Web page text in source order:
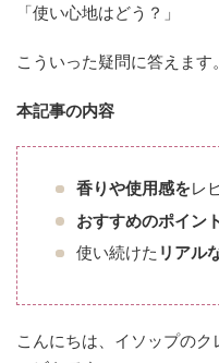
「使い心地はどう？」
こういった疑問に答えます。
本記事の内容
香りや使用感をレ
おすすめのポイント
使い続けた リアル
こんにちは、イソップの